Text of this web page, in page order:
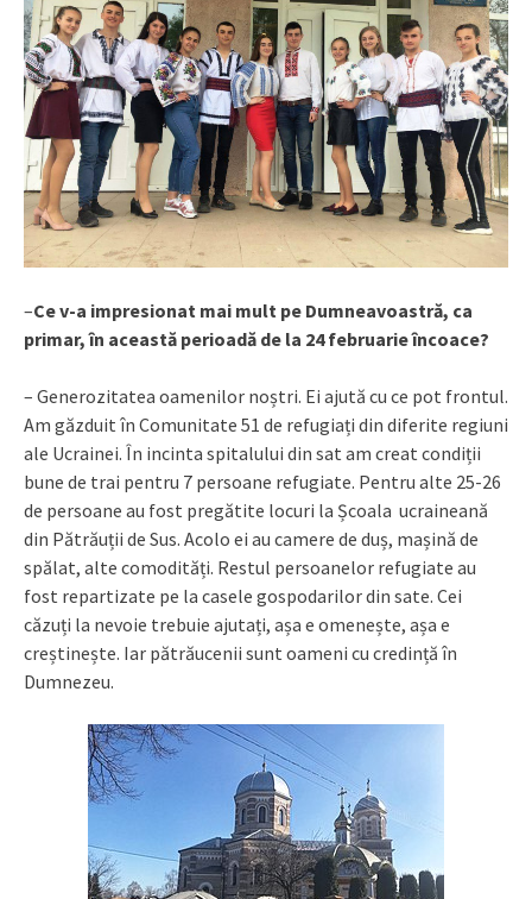
–Ce v-a impresionat mai mult pe Dumneavoastră, ca
primar, în această perioadă de la 24 februarie încoace?
– Generozitatea oamenilor noștri. Ei ajută cu ce pot frontul.
Am găzduit în Comunitate 51 de refugiați din diferite regiuni
ale Ucrainei. În incinta spitalului din sat am creat condiții
bune de trai pentru 7 persoane refugiate. Pentru alte 25-26
de persoane au fost pregătite locuri la Școala ucraineană
din Pătrăuții de Sus. Acolo ei au camere de duș, mașină de
spălat, alte comodități. Restul persoanelor refugiate au
fost repartizate pe la casele gospodarilor din sate. Cei
căzuți la nevoie trebuie ajutați, așa e omenește, așa e
creștinește. Iar pătrăucenii sunt oameni cu credință în
Dumnezeu.